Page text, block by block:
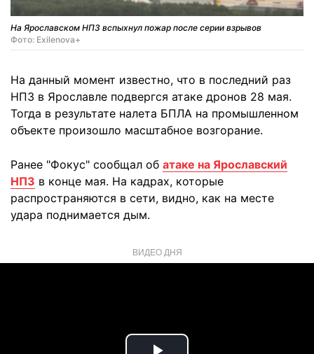
На Ярославском НПЗ вспыхнул пожар после серии взрывов
Фото: Exilenova+
На данный момент известно, что в последний раз
НПЗ в Ярославле подвергся атаке дронов 28 мая.
Тогда в результате налета БПЛА на промышленном
объекте произошло масштабное возгорание.
Ранее "Фокус" сообщал об атаке на Ярославский
НПЗ в конце мая. На кадрах, которые
распространяются в сети, видно, как на месте
удара поднимается дым.
ВИДЕО ДНЯ